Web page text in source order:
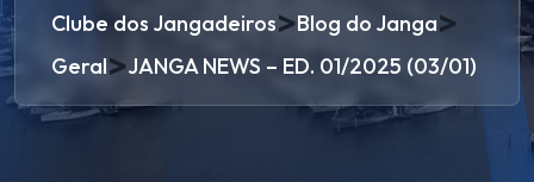
Clube dos Jangadeiros>Blog do Janga>
Geral>JANGA NEWS – ED. 01/2025 (03/01)